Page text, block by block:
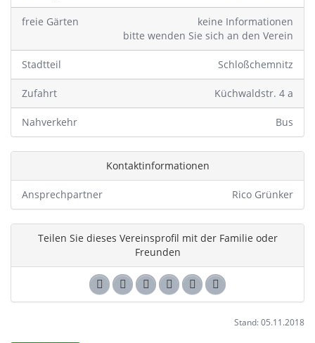
freie Gärten
keine Informationen
bitte wenden Sie sich an den Verein
Stadtteil Schloßchemnitz
Zufahrt Küchwaldstr. 4 a
Nahverkehr Bus
Kontaktinformationen
Ansprechpartner Rico Grünker
Teilen Sie dieses Vereinsprofil mit der Familie oder
Freunden
Stand: 05.11.2018